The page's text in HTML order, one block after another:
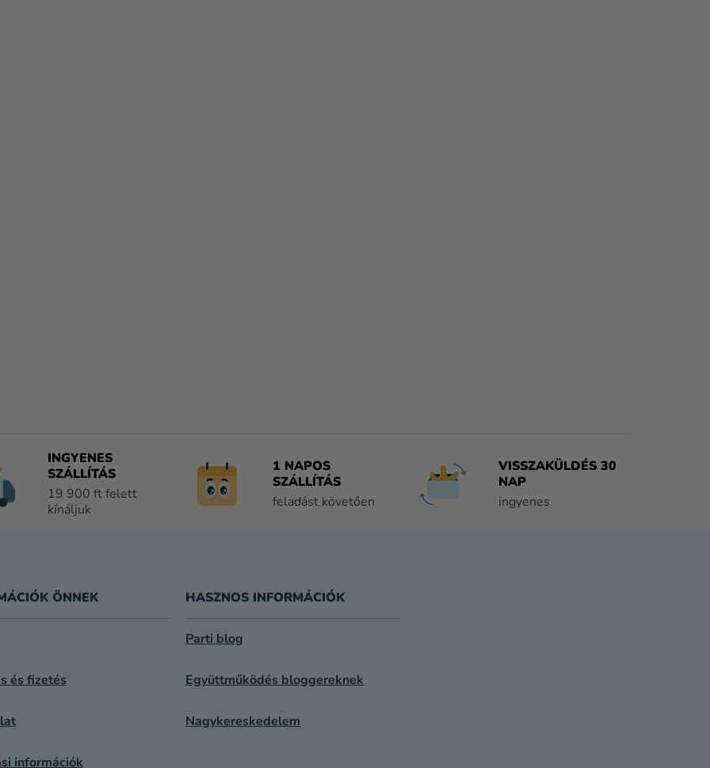
S
E
E
E
INGYENES
SZÁLLÍTÁS
19 900 ft felett
kínáljuk
1 NAPOS
SZÁLLÍTÁS
feladást követően
VISSZAKÜLDÉS 30
NAP
ingyenes
ÖNNEK
és fizetés
információk
HASZNOS INFORMÁCIÓK
Parti blog
Együttműködés bloggereknek
Nagykereskedelem